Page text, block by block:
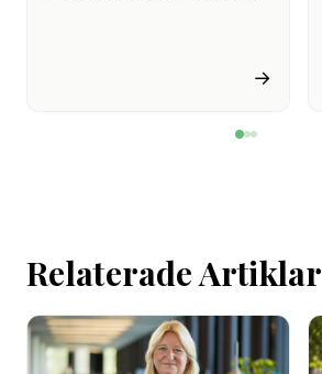
miljon svenskar uppger att
→
Relaterade Artiklar